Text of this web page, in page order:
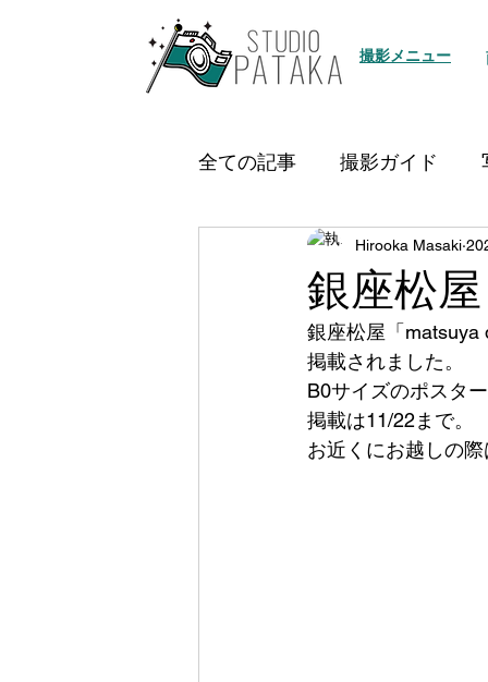
撮影メニュー
全ての記事 撮影ガイド
銀座松
Hirooka Masaki
銀座松屋「matsuya
掲載されました。
B0サイズのポスタ
掲載は11/22まで。
お近くにお越しの